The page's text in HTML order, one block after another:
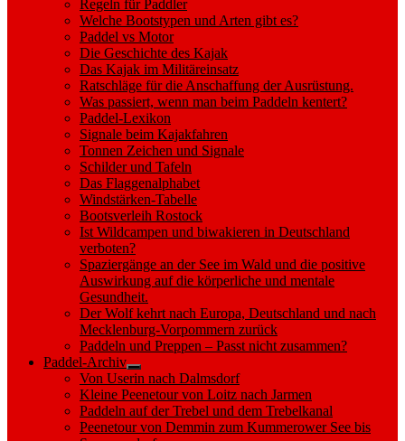
Regeln für Paddler
Welche Bootstypen und Arten gibt es?
Paddel vs Motor
Die Geschichte des Kajak
Das Kajak im Militäreinsatz
Ratschläge für die Anschaffung der Ausrüstung.
Was passiert, wenn man beim Paddeln kentert?
Paddel-Lexikon
Signale beim Kajakfahren
Tonnen Zeichen und Signale
Schilder und Tafeln
Das Flaggenalphabet
Windstärken-Tabelle
Bootsverleih Rostock
Ist Wildcampen und biwakieren in Deutschland
verboten?
Spaziergänge an der See im Wald und die positive
Auswirkung auf die körperliche und mentale
Gesundheit.
Der Wolf kehrt nach Europa, Deutschland und nach
Mecklenburg-Vorpommern zurück
Paddeln und Preppen – Passt nicht zusammen?
Paddel-Archiv
Show
sub
menu
Von Userin nach Dalmsdorf
Kleine Peenetour von Loitz nach Jarmen
Paddeln auf der Trebel und dem Trebelkanal
Peenetour von Demmin zum Kummerower See bis